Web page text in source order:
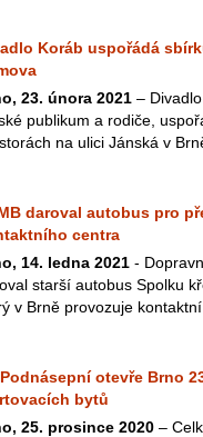
Koráb uspořádá
23. února 2021 –
publikum a rodiče,
na ulici Jánská v
daroval autobus pro
centra
14. ledna 2021 -
starší autobus Spolku
v Brně provozuje
Podnásepní otevře Brno
bytů
25. prosince 2020 –